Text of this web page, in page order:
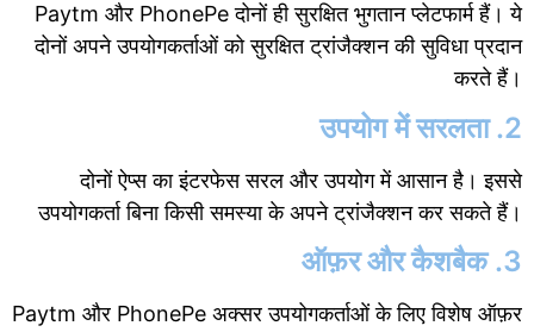
Paytm और PhonePe दोनों ही सुरक्षित भुगतान प्लेटफार्म हैं। ये
दोनों अपने उपयोगकर्ताओं को सुरक्षित ट्रांजैक्शन की सुविधा प्रदान
करते हैं।
2. उपयोग में सरलता
दोनों ऐप्स का इंटरफेस सरल और उपयोग में आसान है। इससे
उपयोगकर्ता बिना किसी समस्या के अपने ट्रांजैक्शन कर सकते हैं।
3. ऑफ़र और कैशबैक
Paytm और PhonePe अक्सर उपयोगकर्ताओं के लिए विशेष ऑफ़र